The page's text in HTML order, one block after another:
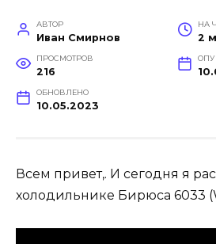
АВТОР
Иван Смирнов
НА
2
ПРОСМОТРОВ
216
ОБНОВЛЕНО
10.05.2023
Всем привет,. И сегодня я
холодильнике Бирюса 6033